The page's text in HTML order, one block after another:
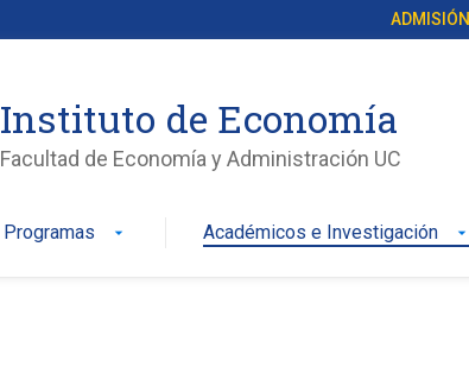
ADMISIÓN
Instituto de Economía
Facultad de Economía y Administración UC
Programas arrow_drop_down Académicos e Investigación arrow_drop_down